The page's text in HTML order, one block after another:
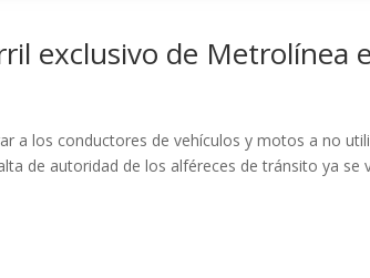
exclusivo de Metrolínea
a los conductores de vehículos y motos a no
de autoridad de los alféreces de tránsito ya se